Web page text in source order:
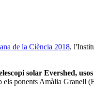
de la Ciència 2018,
solar Evershed,
els ponents Amàlia Granell